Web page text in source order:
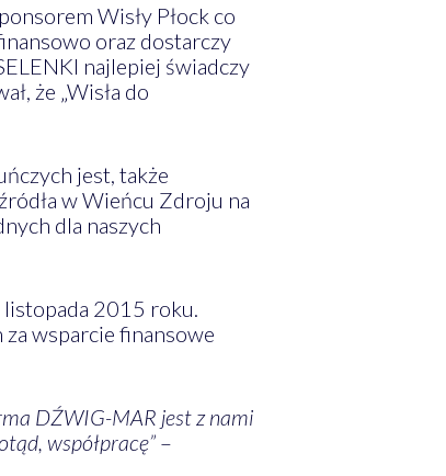
Wisły Płock co
oraz dostarczy
najlepiej świadczy
że „Wisła do
jest, także
w Wieńcu Zdroju na
dla naszych
listopada 2015 roku.
wsparcie finansowe
DŹWIG-MAR jest z nami
współpracę”–